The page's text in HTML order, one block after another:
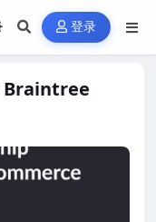
登录
Braintree